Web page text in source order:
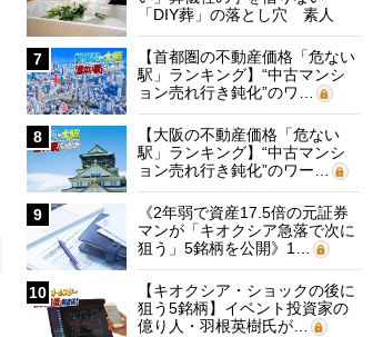
「DIY葬」の落とし穴 素人
に…
7
【首都圏の不動産価格「危ない
駅」ランキング】“中古マンシ
ョン売れ行き鈍化”のワ…
8
【大阪の不動産価格「危ない
駅」ランキング】“中古マンシ
ョン売れ行き鈍化”のワー…
9
《2年弱で資産17.5倍の元証券
マンが「キオクシア急落で次に
狙う」5銘柄を公開》1…
10
【キオクシア・ショックの後に
狙う5銘柄】イベント投資家の
億り人・羽根英樹氏が…